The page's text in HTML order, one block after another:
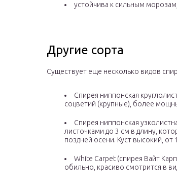
устойчива к сильным
Другие сорта
Существует еще несколько видов
Спирея ниппонская
соцветий (крупные), более
Спирея ниппонская
листочками до 3 см в длину,
поздней осени. Куст высокий, от
White Carpet (спирея Вайт
обильно, красиво смотрится в